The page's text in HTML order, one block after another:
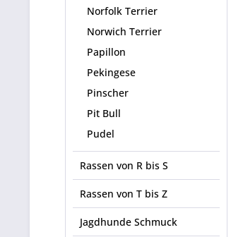
Norfolk Terrier
Norwich Terrier
Papillon
Pekingese
Pinscher
Pit Bull
Pudel
Rassen von R bis S
Rassen von T bis Z
Jagdhunde Schmuck